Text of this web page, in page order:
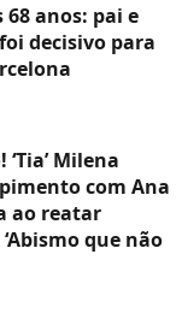
68 anos: pai e
decisivo para
‘Tia’ Milena
com Ana
ao reatar
que não